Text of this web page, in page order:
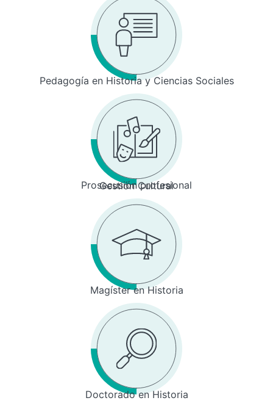
Pedagogía en Historia y Ciencias Sociales
Prosecusión profesional
Gestión Cultural
Magíster en Historia
Doctorado en Historia